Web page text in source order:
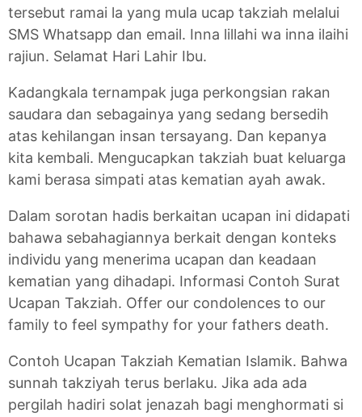
tersebut ramai la yang mula ucap takziah melalui
SMS Whatsapp dan email. Inna lillahi wa inna ilaihi
rajiun. Selamat Hari Lahir Ibu.
Kadangkala ternampak juga perkongsian rakan
saudara dan sebagainya yang sedang bersedih
atas kehilangan insan tersayang. Dan kepanya
kita kembali. Mengucapkan takziah buat keluarga
kami berasa simpati atas kematian ayah awak.
Dalam sorotan hadis berkaitan ucapan ini didapati
bahawa sebahagiannya berkait dengan konteks
individu yang menerima ucapan dan keadaan
kematian yang dihadapi. Informasi Contoh Surat
Ucapan Takziah. Offer our condolences to our
family to feel sympathy for your fathers death.
Contoh Ucapan Takziah Kematian Islamik. Bahwa
sunnah takziyah terus berlaku. Jika ada ada
pergilah hadiri solat jenazah bagi menghormati si